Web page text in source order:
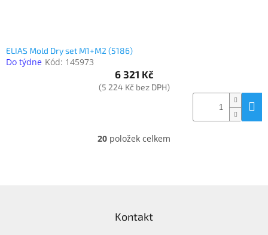
ELIAS Mold Dry set M1+M2 (5186)
Do týdne Kód: 145973
6 321 Kč
(5 224 Kč bez DPH)
O
c
í
20 položek celkem
Kontakt